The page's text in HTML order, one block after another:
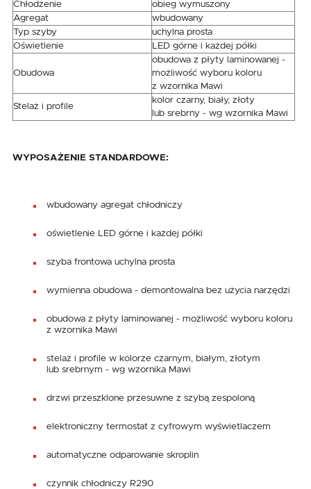
Chłodzenie
obieg wymuszony
Agregat
wbudowany
Typ szyby
uchylna prosta
Oświetlenie
LED górne i każdej półki
Obudowa
obudowa z płyty laminowanej -
możliwość wyboru koloru
z wzornika Mawi
Stelaż i profile
kolor czarny, biały, złoty
lub srebrny - wg wzornika Mawi
WYPOSAŻENIE STANDARDOWE:
wbudowany agregat chłodniczy
oświetlenie LED górne i każdej półki
szyba frontowa uchylna prosta
wymienna obudowa - demontowalna bez użycia narzędzi
obudowa z płyty laminowanej - możliwość wyboru koloru
z wzornika Mawi
stelaż i profile w kolorze czarnym, białym, złotym
lub srebrnym - wg wzornika Mawi
drzwi przeszklone przesuwne z szybą zespoloną
elektroniczny termostat z cyfrowym wyświetlaczem
automatyczne odparowanie skroplin
czynnik chłodniczy R290